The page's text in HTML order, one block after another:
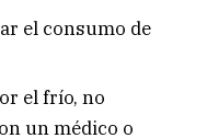
el consumo de
el frío, no
un médico o